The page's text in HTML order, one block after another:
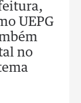
UEPG
no